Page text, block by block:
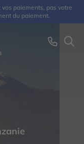
paiements, pas votre
du paiement.